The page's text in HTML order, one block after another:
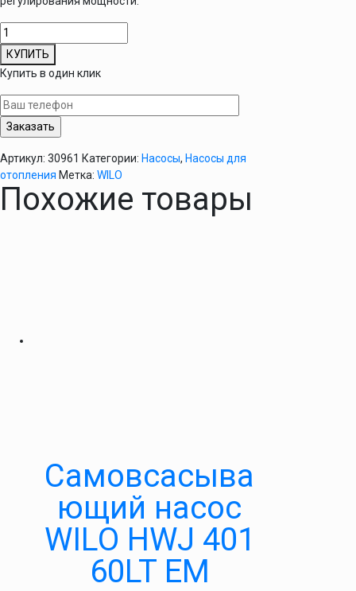
Количество
товара
Циркуляционный
насос
WILO
STAR-
RS
130
КУПИТЬ
Купить в один клик
Артикул: 30961 Категории: Насосы, Насосы для
отопления Метка: WILO
Похожие товары
Самовсасыва
ющий насос
WILO HWJ 401
60LT EM